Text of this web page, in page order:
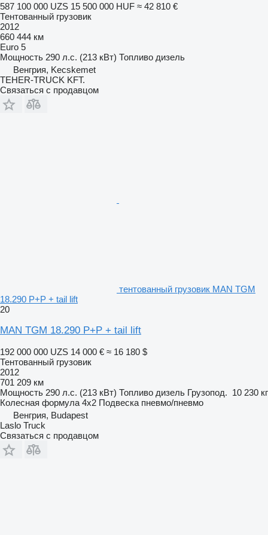
587 100 000 UZS 15 500 000 HUF ≈ 42 810 €
Тентованный грузовик
2012
660 444 км
Euro 5
Мощность 290 л.с. (213 кВт) Топливо дизель
Венгрия, Kecskemet
TEHER-TRUCK KFT.
Связаться с продавцом
тентованный грузовик MAN TGM
18.290 P+P + tail lift
20
MAN TGM 18.290 P+P + tail lift
192 000 000 UZS 14 000 € ≈ 16 180 $
Тентованный грузовик
2012
701 209 км
Мощность 290 л.с. (213 кВт) Топливо дизель Грузопод. 10 230 кг
Колесная формула 4x2 Подвеска пневмо/пневмо
Венгрия, Budapest
Laslo Truck
Связаться с продавцом